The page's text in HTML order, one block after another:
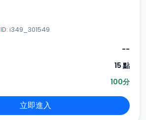
ID: i349_301549
--
15 點
100分
立即進入